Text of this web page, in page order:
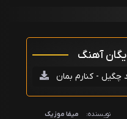
آهنگ
چگیل - کنارم بمان
نویسنده: میفا موزیک